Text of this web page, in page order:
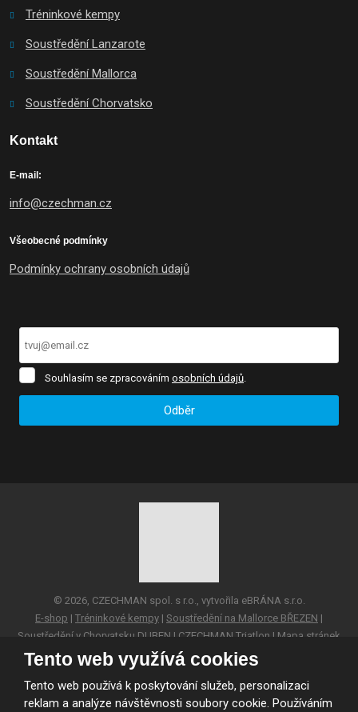
Tréninkové kempy
Soustředění Lanzarote
Soustředění Mallorca
Soustředění Chorvatsko
Kontakt
E-mail:
info@czechman.cz
Všeobecné podmínky
Podmínky ochrany osobních údajů
SouhlasímSouhlasím se zpracováním osobních údajů.
Odběr
© 2026, CZECHMAN spol. s r.o., vytvořila eBRÁNA s.r.o.
E-shop | Tréninkové kempy | Soustředění na Mallorce BŘEZEN |
Soustředění v Chorvatsku DUBEN | CZECHMAN Triatlon | Mapa stránek
VYROBILA
Tento web využívá cookies
Tento web používá k poskytování služeb, personalizaci
reklam a analýze návštěvnosti soubory cookie. Používáním